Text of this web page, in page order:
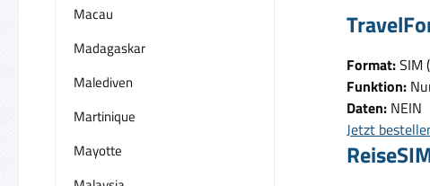
Macau
Madagaskar
Malediven
Martinique
Mayotte
Format:SIM
Funktion:
Daten: NEIN
Jetzt